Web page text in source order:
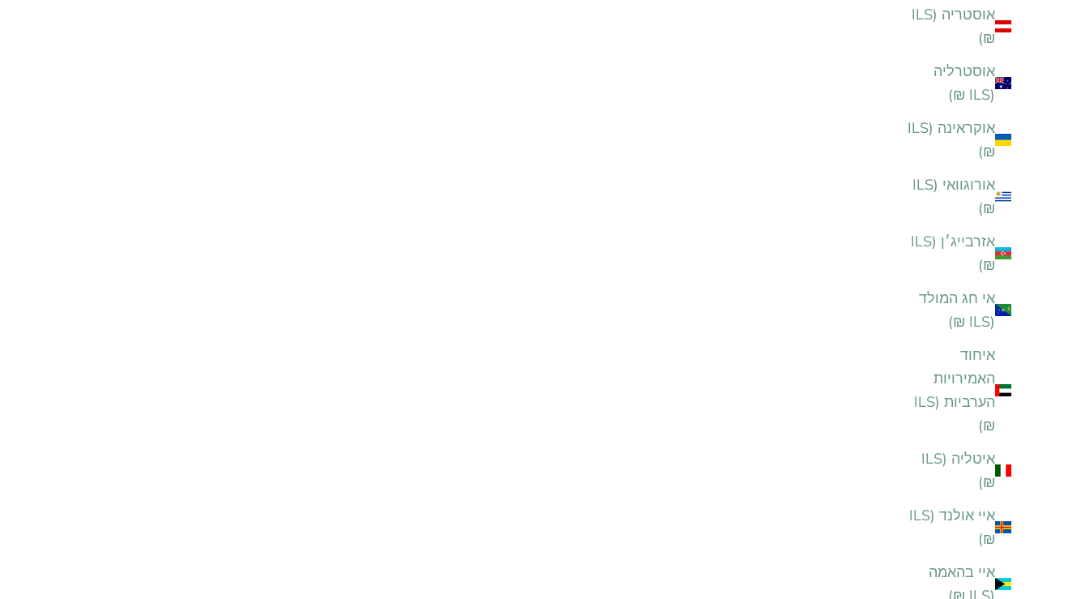
אוסטריה (ILS
₪)
אוסטרליה
(ILS ₪)
אוקראינה (ILS
₪)
אורוגוואי (ILS
₪)
אזרבייג׳ן (ILS
₪)
אי חג המולד
(ILS ₪)
איחוד
האמירויות
הערביות (ILS
₪)
איטליה (ILS
₪)
איי אולנד (ILS
₪)
איי בהאמה